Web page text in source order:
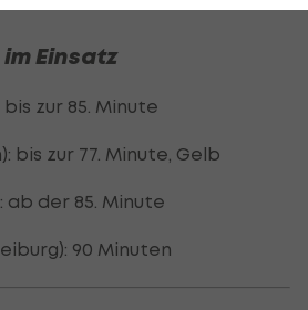
Einsatz
bis zur 85. Minute
bis zur 77. Minute, Gelb
ab der 85. Minute
90 Minuten